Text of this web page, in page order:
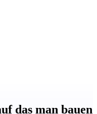
das man bauen